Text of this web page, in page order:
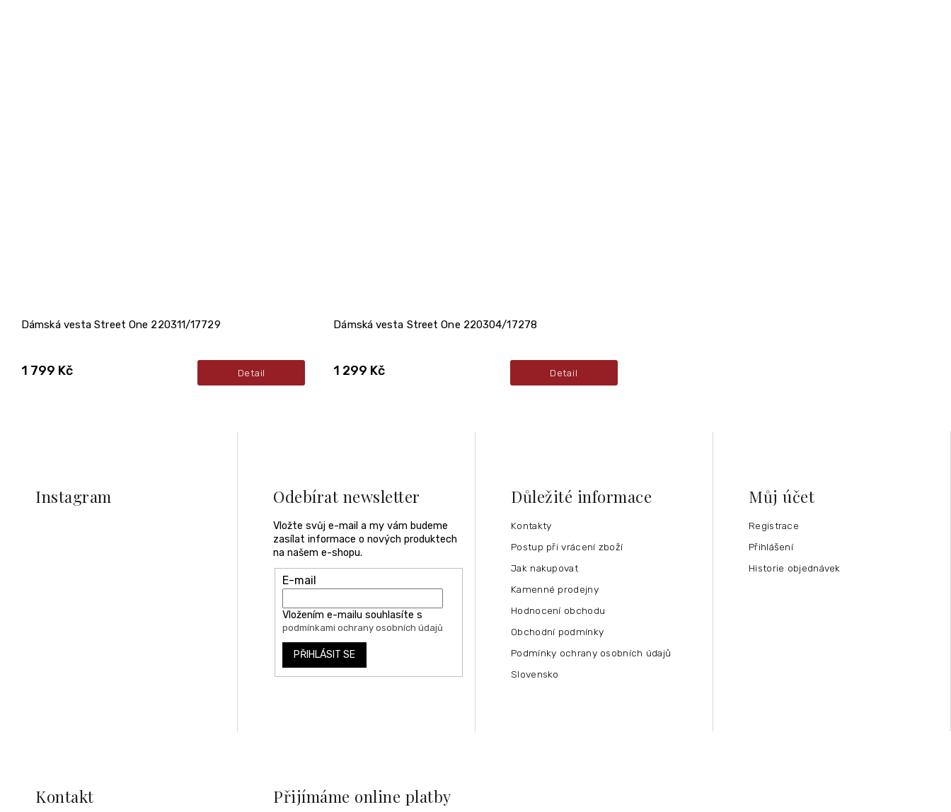
Dámská vesta Street One 220311/17729
1 799 Kč Detail
Dámská vesta Street One 220304/17278
1 299 Kč Detail
Instagram Odebírat newsletter
Vložte svůj e-mail a my vám budeme
zasílat informace o nových produktech
na našem e-shopu.
E-mail
Vložením e-mailu souhlasíte s
podmínkami ochrany osobních údajů
PŘIHLÁSIT SE
Důležité informace
Kontakty
Postup při vrácení zboží
Jak nakupovat
Kamenné prodejny
Hodnocení obchodu
Obchodní podmínky
Podmínky ochrany osobních údajů
Slovensko
Můj účet
Registrace
Přihlášení
Historie objednávek
Kontakt Přijímáme online platby